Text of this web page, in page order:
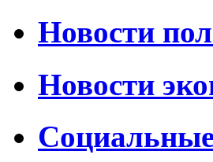
Новости
Новости